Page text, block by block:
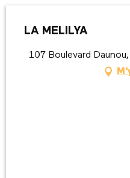
LA MELILYA
107 Boulevard